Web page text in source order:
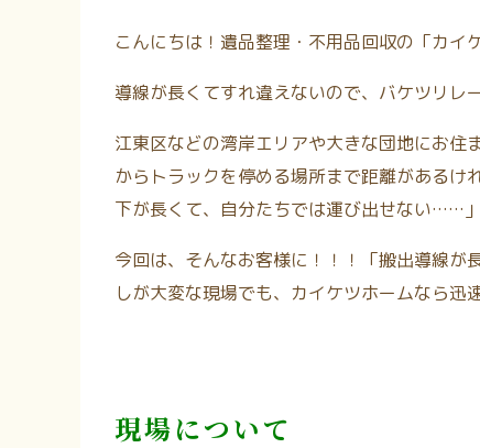
こんにちは！遺品整理・不用品回収の「カイ
導線が長くてすれ違えないので、バケツリレ
江東区などの湾岸エリアや大きな団地にお住
からトラックを停める場所まで距離があるけ
下が長くて、自分たちでは運び出せない……」
今回は、そんなお客様に！！！「搬出導線が
しが大変な現場でも、カイケツホームなら迅
現場について